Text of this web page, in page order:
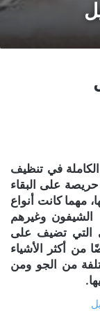
في تنظيف
على البقاء
مهما كانت أنواع
الشيفون وغيرهم
التي تضيف على
من أكثر الأشياء
من الجو ومن